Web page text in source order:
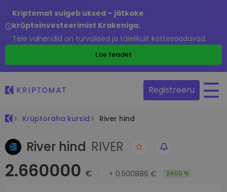
Kriptomat sulgeb uksed – jätkake
krüptoinvesteerimist Krakeniga.
Teie vahendid on turvalised ja täielikult kättesaadavad.
Loe teadet
Registreeru
Krüptoraha kursid River hind
River hind RIVER
2.660000 € + 0.500886 € 24.00 %